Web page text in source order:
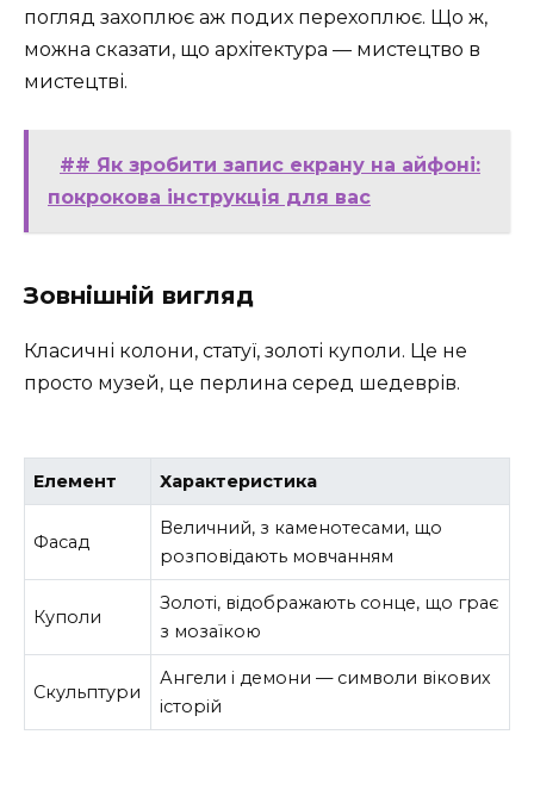
погляд захоплює аж подих перехоплює. Що ж,
можна сказати, що архітектура — мистецтво в
мистецтві.
## Як зробити запис екрану на айфоні:
покрокова інструкція для вас
Зовнішній вигляд
Класичні колони, статуї, золоті куполи. Це не
просто музей, це перлина серед шедеврів.
Елемент Характеристика
Фасад
Величний, з каменотесами, що
розповідають мовчанням
Куполи
Золоті, відображають сонце, що грає
з мозаїкою
Скульптури
Ангели і демони — символи вікових
історій